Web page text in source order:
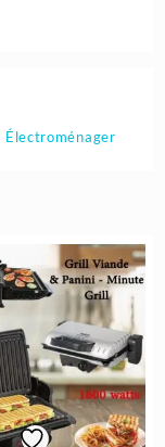
Électroménager